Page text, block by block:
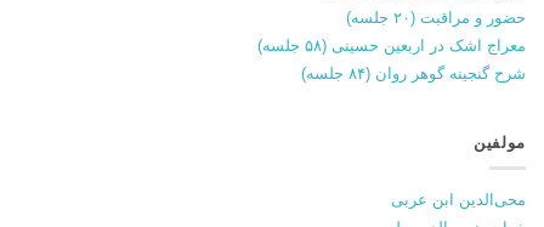
حضور و مراقبت (۲۰ جلسه)
معراج اشک در اربعین حسینی (۵۸ جلسه)
شرح گنجینه گوهر روان (۸۴ جلسه)
مولفین
محی‌الدین ابن عربی